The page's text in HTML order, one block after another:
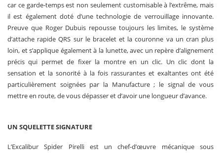
car ce garde-temps est non seulement customisable à l’extrême, mais
il est également doté d’une technologie de verrouillage innovante.
Preuve que Roger Dubuis repousse toujours les limites, le système
d’attache rapide QRS sur le bracelet et la couronne va un cran plus
loin, et s’applique également à la lunette, avec un repère d’alignement
précis qui permet de fixer la montre en un clic. Un clic dont la
sensation et la sonorité à la fois rassurantes et exaltantes ont été
particulièrement soignées par la Manufacture ; le signal de vous
mettre en route, de vous dépasser et d’avoir une longueur d’avance.
UN SQUELETTE SIGNATURE
L’Excalibur Spider Pirelli est un chef-d’œuvre mécanique sous